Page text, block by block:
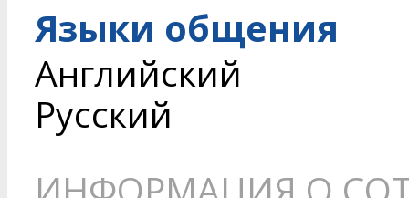
Языки общения
Английский
Русский